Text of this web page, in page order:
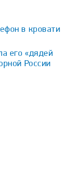
в кровати
его «дядей
России